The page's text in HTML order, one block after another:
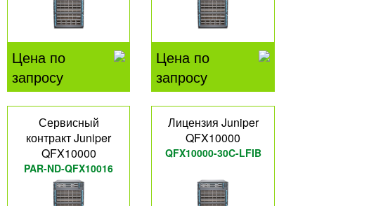
Цена по
запросу
Цена по
запросу
Сервисный
контракт Juniper
QFX10000
PAR-ND-QFX10016
Лицензия Juniper
QFX10000
QFX10000-30C-LFIB